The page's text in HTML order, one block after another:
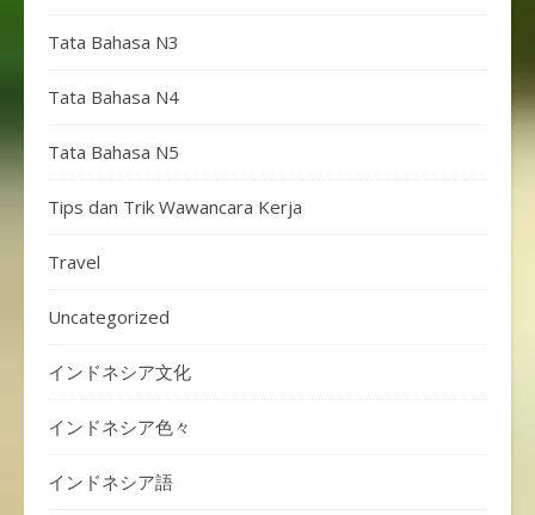
Tata Bahasa N3
Tata Bahasa N4
Tata Bahasa N5
Tips dan Trik Wawancara Kerja
Travel
Uncategorized
インドネシア文化
インドネシア色々
インドネシア語